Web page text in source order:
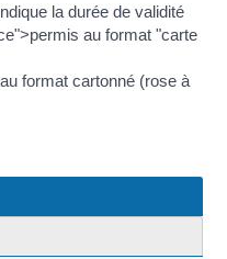
la durée de validité
au format "carte
format cartonné (rose à